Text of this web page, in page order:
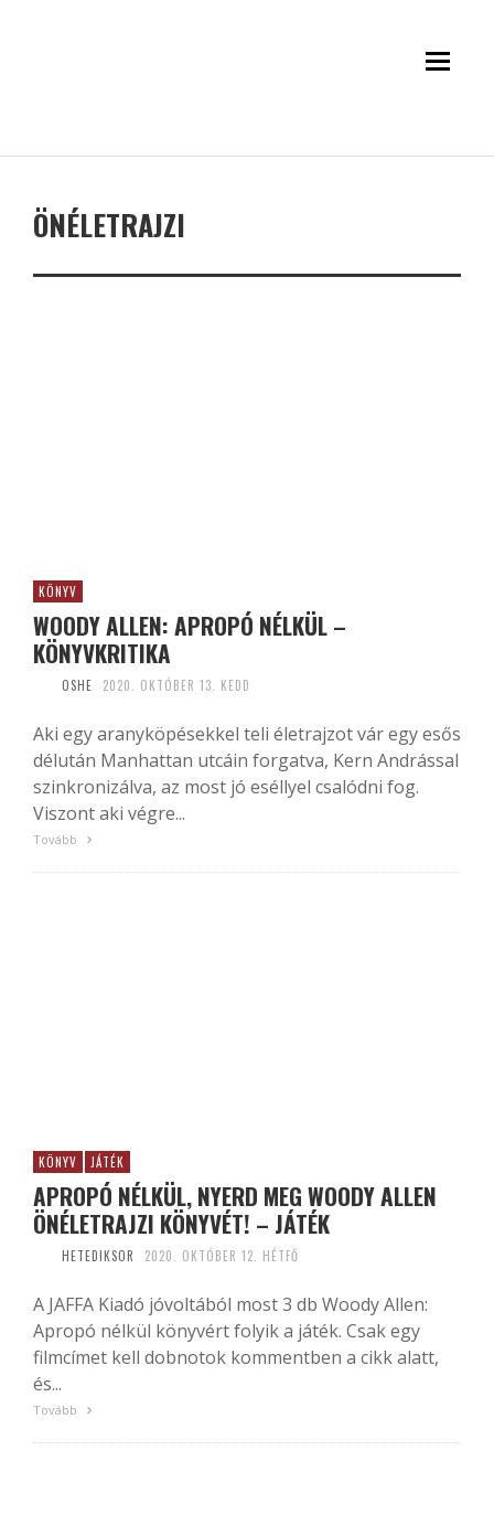
ÖNÉLETRAJZI
KÖNYV
WOODY ALLEN: APROPÓ NÉLKÜL –
KÖNYVKRITIKA
OSHE 2020. OKTÓBER 13. KEDD
Aki egy aranyköpésekkel teli életrajzot vár egy esős
délután Manhattan utcáin forgatva, Kern Andrással
szinkronizálva, az most jó eséllyel csalódni fog.
Viszont aki végre...
Tovább
KÖNYV JÁTÉK
APROPÓ NÉLKÜL, NYERD MEG WOODY ALLEN
ÖNÉLETRAJZI KÖNYVÉT! – JÁTÉK
HETEDIKSOR 2020. OKTÓBER 12. HÉTFŐ
A JAFFA Kiadó jóvoltából most 3 db Woody Allen:
Apropó nélkül könyvért folyik a játék. Csak egy
filmcímet kell dobnotok kommentben a cikk alatt,
és...
Tovább